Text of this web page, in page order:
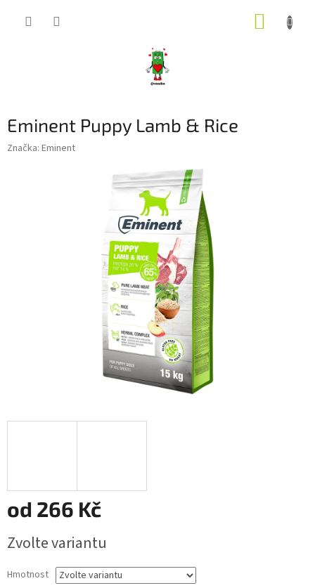
Eminent Puppy Lamb & Rice
Značka: Eminent
od 266 Kč
cena:
Zvolte variantu
Hmotnost